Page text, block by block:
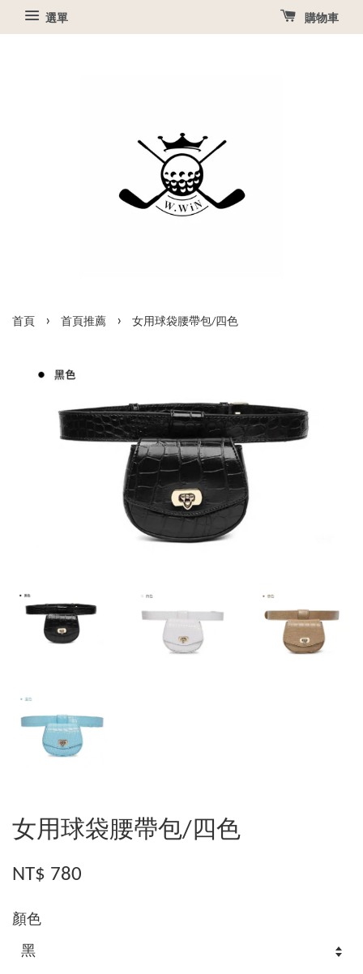
選單 購物車
首頁 › 首頁推薦 › 女用球袋腰帶包/四色
女用球袋腰帶包/四色
NT$ 780
顏色